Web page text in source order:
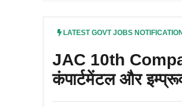
LATEST GOVT JOBS
JAC 10th
कंपार्टमेंटल और